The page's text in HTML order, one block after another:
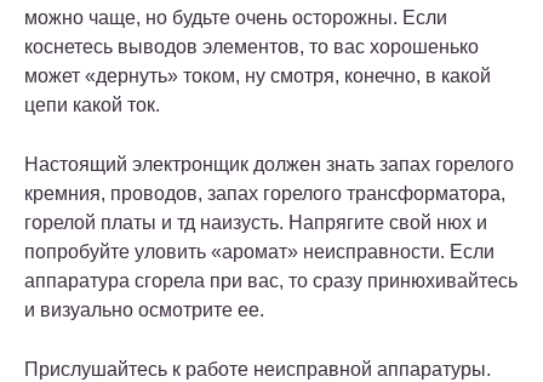
можно чаще, но будьте очень осторожны. Если
коснетесь выводов элементов, то вас хорошенько
может «дернуть» током, ну смотря, конечно, в какой
цепи какой ток.
Настоящий электронщик должен знать запах горелого
кремния, проводов, запах горелого трансформатора,
горелой платы и тд наизусть. Напрягите свой нюх и
попробуйте уловить «аромат» неисправности. Если
аппаратура сгорела при вас, то сразу принюхивайтесь
и визуально осмотрите ее.
Прислушайтесь к работе неисправной аппаратуры.